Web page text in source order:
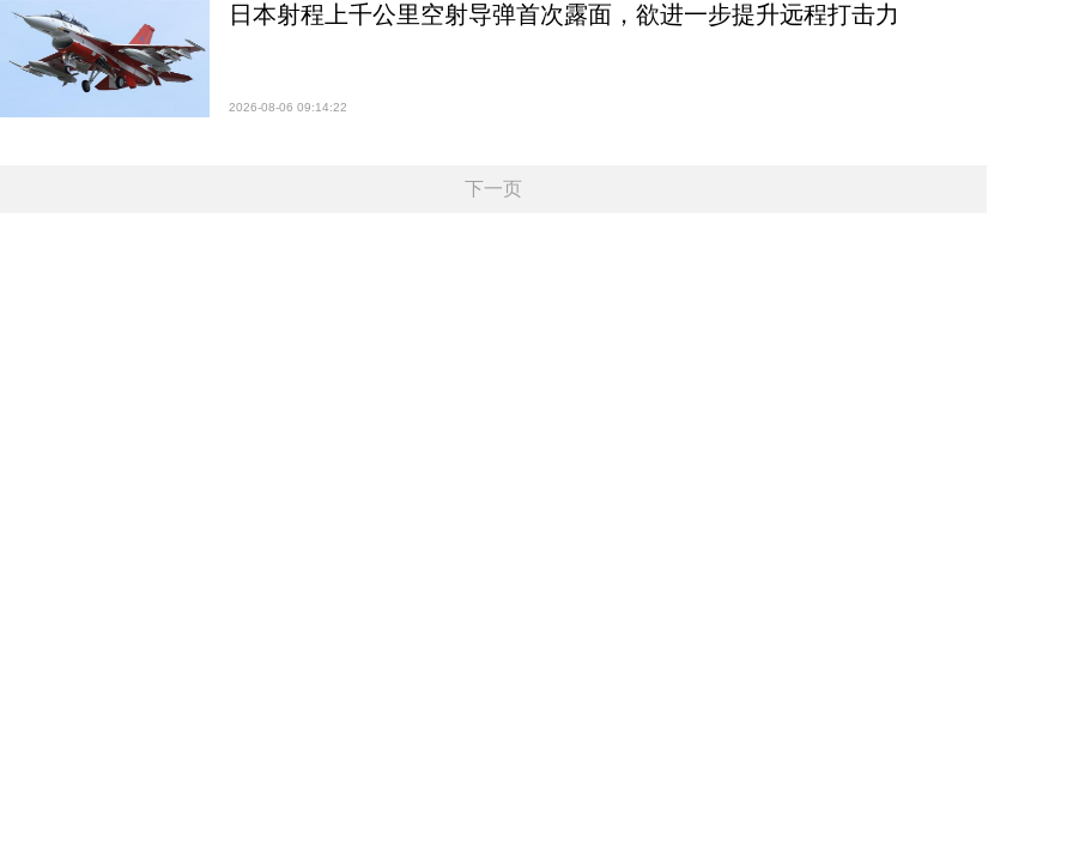
日本射程上千公里空射导弹首次露面，欲进一步提升远程打击力
2026-08-06 09:14:22
下一页